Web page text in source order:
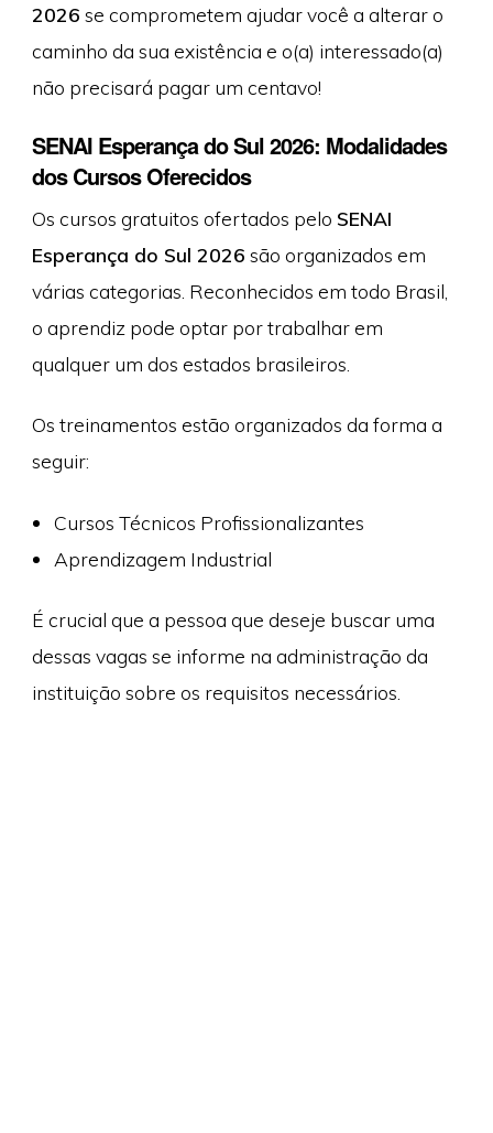
2026 se comprometem ajudar você a alterar o
caminho da sua existência e o(a) interessado(a)
não precisará pagar um centavo!
SENAI Esperança do Sul 2026: Modalidades
dos Cursos Oferecidos
Os cursos gratuitos ofertados pelo SENAI
Esperança do Sul 2026 são organizados em
várias categorias. Reconhecidos em todo Brasil,
o aprendiz pode optar por trabalhar em
qualquer um dos estados brasileiros.
Os treinamentos estão organizados da forma a
seguir:
Cursos Técnicos Profissionalizantes
Aprendizagem Industrial
É crucial que a pessoa que deseje buscar uma
dessas vagas se informe na administração da
instituição sobre os requisitos necessários.